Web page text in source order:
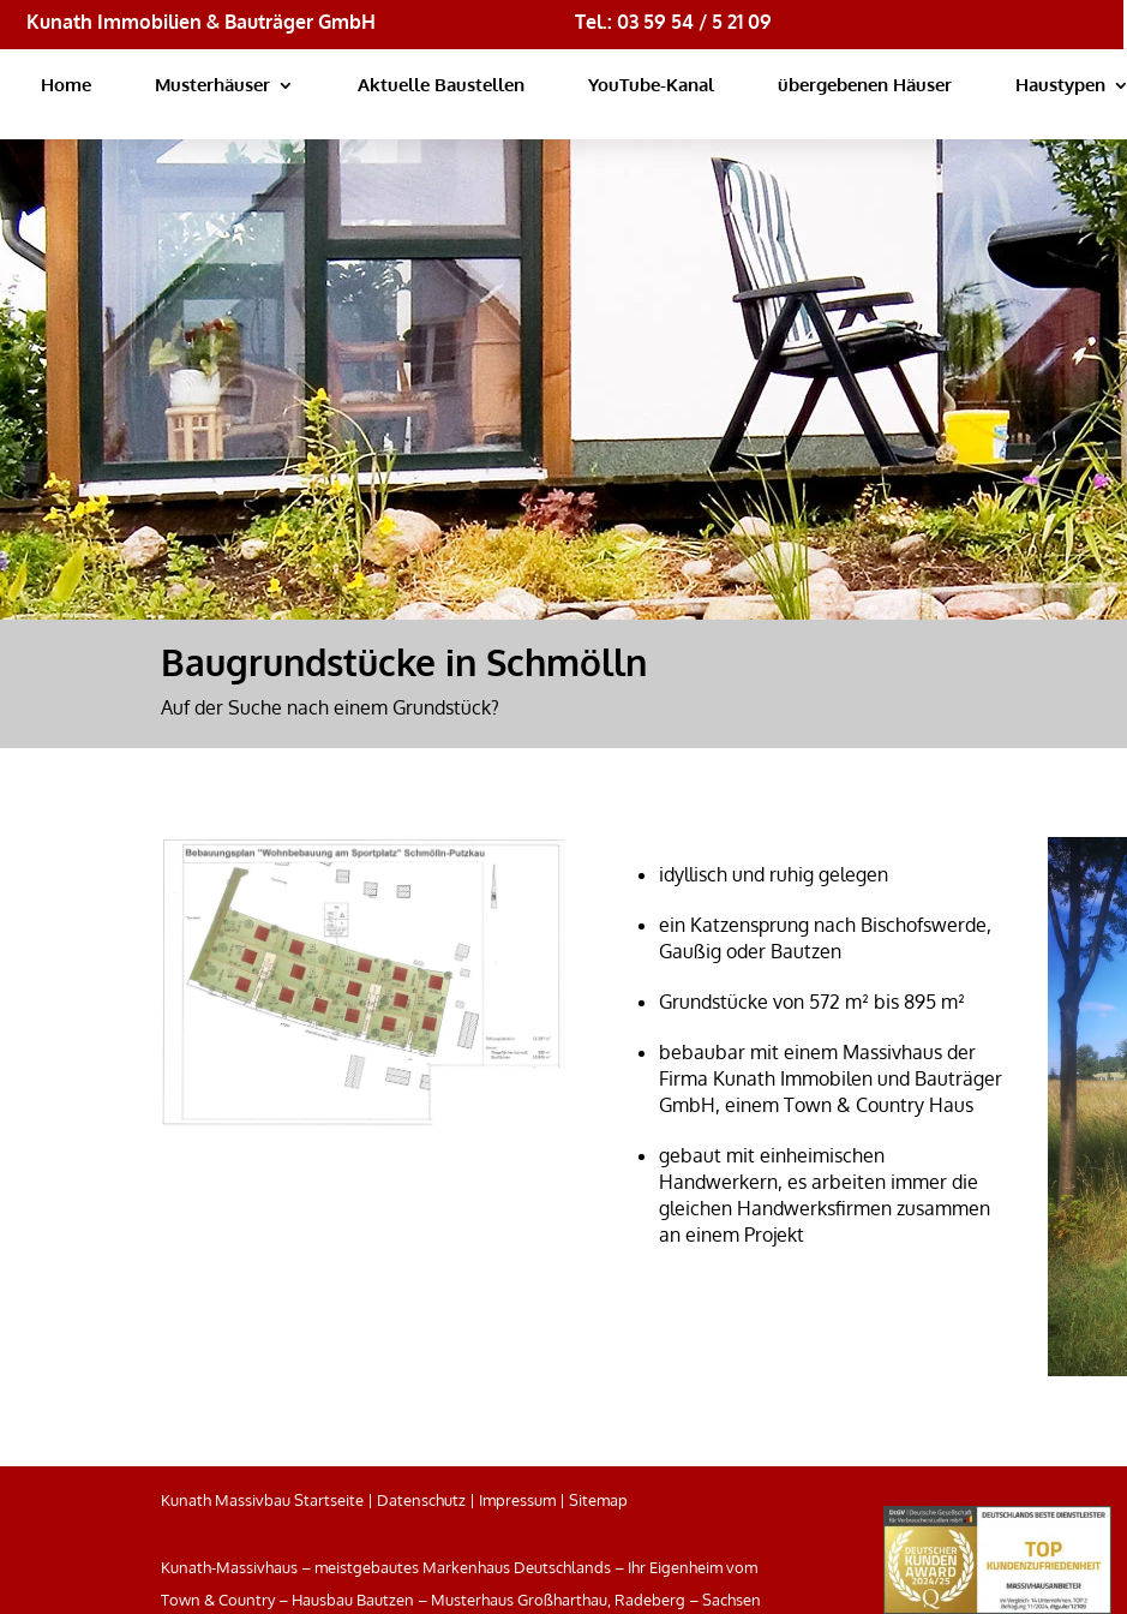
Kunath Immobilien & Bauträger GmbH Tel.: 03 59 54 / 5 21 09
Home Musterhäuser Aktuelle Baustellen YouTube-Kanal übergebenen Häuser Haustypen
Baugrundstücke in Schmölln
Auf der Suche nach einem Grundstück?
idyllisch und ruhig gelegen
ein Katzensprung nach Bischofswerde,
Gaußig oder Bautzen
Grundstücke von 572 m² bis 895 m²
bebaubar mit einem Massivhaus der
Firma Kunath Immobilen und Bauträger
GmbH, einem Town & Country Haus
gebaut mit einheimischen
Handwerkern, es arbeiten immer die
gleichen Handwerksfirmen zusammen
an einem Projekt
Kunath Massivbau Startseite | Datenschutz | Impressum |Sitemap
Kunath-Massivhaus – meistgebautes Markenhaus Deutschlands – Ihr Eigenheim vom
Town & Country – Hausbau Bautzen – Musterhaus Großharthau, Radeberg – Sachsen